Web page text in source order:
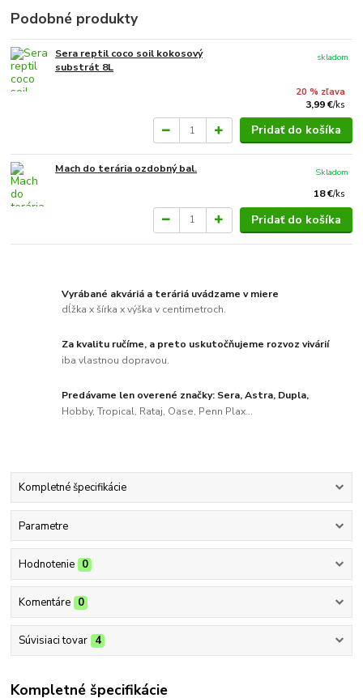
Podobné produkty
Sera reptil coco soil kokosový
substrát 8L
20 % zľava
3,99 €/ks
skladom
Pridať do košíka
Mach do terária ozdobný bal.
18 €/ks
Skladom
Pridať do košíka
Vyrábané akváriá a teráriá uvádzame v miere
dĺžka x šírka x výška v centimetroch.
Za kvalitu ručíme, a preto uskutočňujeme rozvoz vivárií
iba vlastnou dopravou.
Predávame len overené značky: Sera, Astra, Dupla,
Hobby, Tropical, Rataj, Oase, Penn Plax...
Kompletné špecifikácie
Parametre
Hodnotenie 0
Komentáre 0
Súvisiaci tovar 4
Kompletné špecifikácie